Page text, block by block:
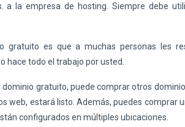
a la empresa de hosting. Siempre debe
gratuito es que a muchas personas les
hace todo el trabajo por usted.
gratuito, puede comprar otros
web, estará listo. Además, puedes comprar
configurados en múltiples ubicaciones.